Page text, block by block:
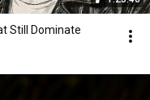
Still Dominate